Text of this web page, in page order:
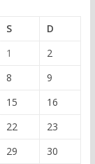
S
D
1
2
8
9
15
16
22
23
29
30